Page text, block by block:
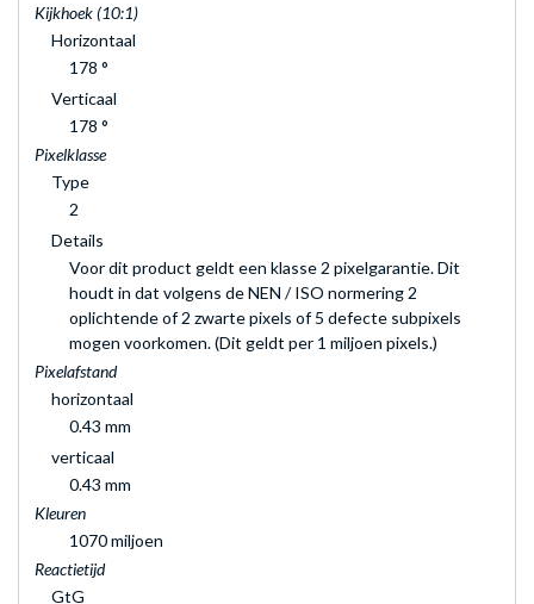
Kijkhoek (10:1)
Horizontaal
178 °
Verticaal
178 °
Pixelklasse
Type
2
Details
Voor dit product geldt een klasse 2 pixelgarantie. Dit
houdt in dat volgens de NEN / ISO normering 2
oplichtende of 2 zwarte pixels of 5 defecte subpixels
mogen voorkomen. (Dit geldt per 1 miljoen pixels.)
Pixelafstand
horizontaal
0.43 mm
verticaal
0.43 mm
Kleuren
1070 miljoen
Reactietijd
GtG